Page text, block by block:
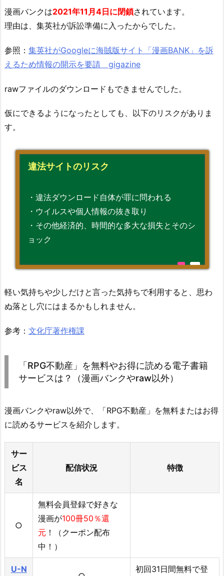
漫画バンクは2021年11月4日に閉鎖されています。
理由は、集英社が訴訟準備に入ったからでした。
参照： 集英社がGoogleに海賊版サイト「漫画BANK」を訴
えるため情報の開示を要請 gigazine
rawファイルのダウンロードもできませんでした。
仮にできるようになったとしても、以下のリスクがありま
す。
違法サイトのリスク
・違法ダウンロード自体が罪に問われる
・ウイルスや個人情報の抜き取り
・その他経済的、時間的な多大な損失とそのシ
ョック
軽い気持ちや少しだけと言った気持ちで利用すると、思わ
ぬ落とし穴にはまるかもしれません。
参考： 文化庁著作権課
「RPG不動産」を無料やお得に読める電子書籍
サービスは？（漫画バンクやraw以外）
漫画バンクやraw以外で、「RPG不動産」を無料またはお得
に読めるサービスを紹介します。
サー
ビス
名
配信状況 特徴
○
無料会員登録で好きな
漫画が100冊50％還
元 ！（クーポン配布
中！）
U-N
初回31日間無料で登